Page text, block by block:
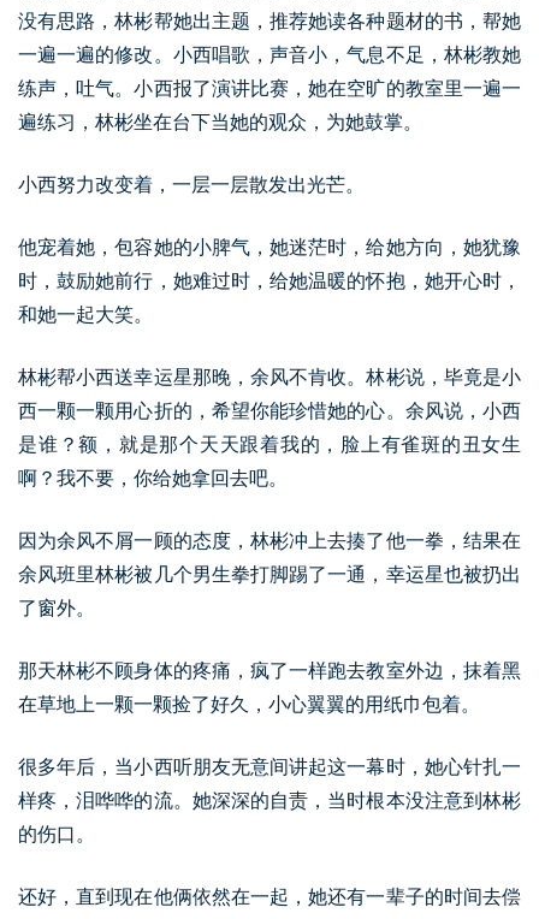
没有思路，林彬帮她出主题，推荐她读各种题材的书，帮她
一遍一遍的修改。小西唱歌，声音小，气息不足，林彬教她
练声，吐气。小西报了演讲比赛，她在空旷的教室里一遍一
遍练习，林彬坐在台下当她的观众，为她鼓掌。
小西努力改变着，一层一层散发出光芒。
他宠着她，包容她的小脾气，她迷茫时，给她方向，她犹豫
时，鼓励她前行，她难过时，给她温暖的怀抱，她开心时，
和她一起大笑。
林彬帮小西送幸运星那晚，余风不肯收。林彬说，毕竟是小
西一颗一颗用心折的，希望你能珍惜她的心。余风说，小西
是谁？额，就是那个天天跟着我的，脸上有雀斑的丑女生
啊？我不要，你给她拿回去吧。
因为余风不屑一顾的态度，林彬冲上去揍了他一拳，结果在
余风班里林彬被几个男生拳打脚踢了一通，幸运星也被扔出
了窗外。
那天林彬不顾身体的疼痛，疯了一样跑去教室外边，抹着黑
在草地上一颗一颗捡了好久，小心翼翼的用纸巾包着。
很多年后，当小西听朋友无意间讲起这一幕时，她心针扎一
样疼，泪哗哗的流。她深深的自责，当时根本没注意到林彬
的伤口。
还好，直到现在他俩依然在一起，她还有一辈子的时间去偿